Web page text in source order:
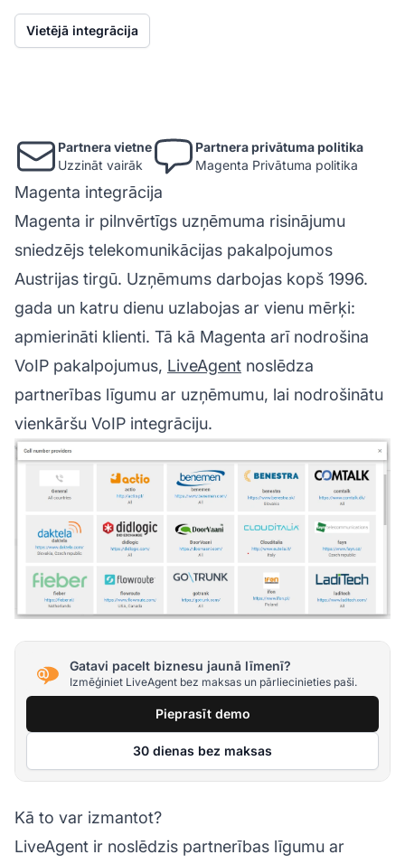
Vietējā integrācija
Partnera vietne
Uzzināt vairāk
Partnera privātuma politika
Magenta Privātuma politika
Magenta integrācija
Magenta ir pilnvērtīgs uzņēmuma risinājumu
sniedzējs telekomunikācijas pakalpojumos
Austrijas tirgū. Uzņēmums darbojas kopš 1996.
gada un katru dienu uzlabojas ar vienu mērķi:
apmierināti klienti. Tā kā Magenta arī nodrošina
VoIP pakalpojumus, LiveAgent noslēdza
partnerības līgumu ar uzņēmumu, lai nodrošinātu
vienkāršu VoIP integrāciju.
Gatavi pacelt biznesu jaunā līmenī?
Izmēģiniet LiveAgent bez maksas un pārliecinieties paši.
Pieprasīt demo
30 dienas bez maksas
Kā to var izmantot?
LiveAgent ir noslēdzis partnerības līgumu ar